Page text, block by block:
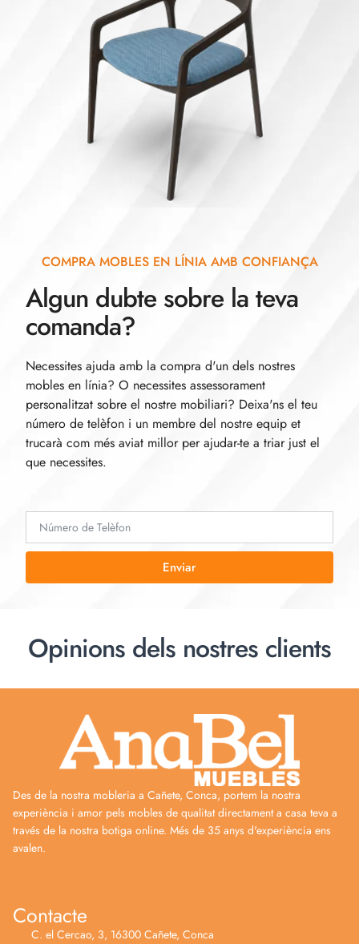
COMPRA MOBLES EN LÍNIA AMB CONFIANÇA
Algun dubte sobre la teva
comanda?
Necessites ajuda amb la compra d'un dels nostres
mobles en línia? O necessites assessorament
personalitzat sobre el nostre mobiliari? Deixa'ns el teu
número de telèfon i un membre del nostre equip et
trucarà com més aviat millor per ajudar-te a triar just el
que necessites.
Enviar
Opinions dels nostres clients
Des de la nostra mobleria a Cañete, Conca, portem la nostra
experiència i amor pels mobles de qualitat directament a casa teva a
través de la nostra botiga online. Més de 35 anys d'experiència ens
avalen.
Contacte
C. el Cercao, 3, 16300 Cañete, Conca